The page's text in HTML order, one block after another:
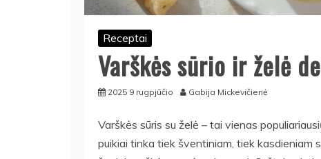
Receptai
Varškės sūrio ir želė
2025 9 rugpjūčio Gabija Mickevičienė
Varškės sūris su želė – tai vienas
puikiai tinka tiek šventiniam, tiek kasdieniam